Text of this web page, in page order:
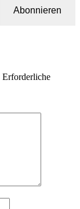
Abonnieren
Erforderliche